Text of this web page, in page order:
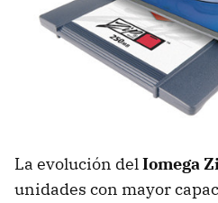
La evolución delIomega
unidades con mayor